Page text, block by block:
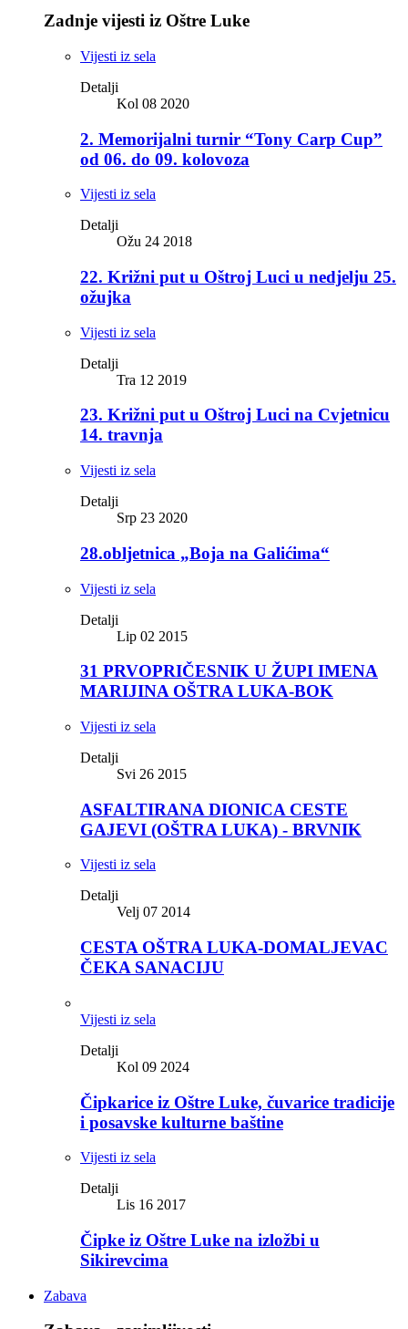
Zadnje vijesti iz Oštre Luke
Vijesti iz sela
Detalji
Kol 08 2020
2. Memorijalni turnir “Tony Carp Cup”
od 06. do 09. kolovoza
Vijesti iz sela
Detalji
Ožu 24 2018
22. Križni put u Oštroj Luci u nedjelju 25.
ožujka
Vijesti iz sela
Detalji
Tra 12 2019
23. Križni put u Oštroj Luci na Cvjetnicu
14. travnja
Vijesti iz sela
Detalji
Srp 23 2020
28.obljetnica „Boja na Galićima“
Vijesti iz sela
Detalji
Lip 02 2015
31 PRVOPRIČESNIK U ŽUPI IMENA
MARIJINA OŠTRA LUKA-BOK
Vijesti iz sela
Detalji
Svi 26 2015
ASFALTIRANA DIONICA CESTE
GAJEVI (OŠTRA LUKA) - BRVNIK
Vijesti iz sela
Detalji
Velj 07 2014
CESTA OŠTRA LUKA-DOMALJEVAC
ČEKA SANACIJU
Vijesti iz sela
Detalji
Kol 09 2024
Čipkarice iz Oštre Luke, čuvarice tradicije
i posavske kulturne baštine
Vijesti iz sela
Detalji
Lis 16 2017
Čipke iz Oštre Luke na izložbi u
Sikirevcima
Zabava